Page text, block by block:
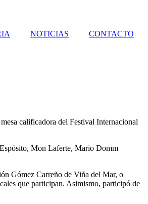
NOTICIAS CONTACTO
calificadora del Festival Internacional
Mon Laferte, Mario Domm
Gómez Carreño de Viña del Mar, o
que participan. Asimismo, participó de